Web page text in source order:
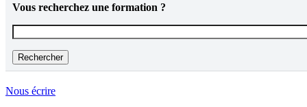
Vous recherchez une formation ?
Nous écrire